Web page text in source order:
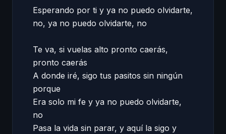
Esperando por ti y ya no puedo olvidarte,
no, ya no puedo olvidarte, no
Te va, si vuelas alto pronto caerás,
pronto caerás
A donde iré, sigo tus pasitos sin ningún
porque
Era solo mi fe y ya no puedo olvidarte,
no
Pasa la vida sin parar, y aquí la sigo y